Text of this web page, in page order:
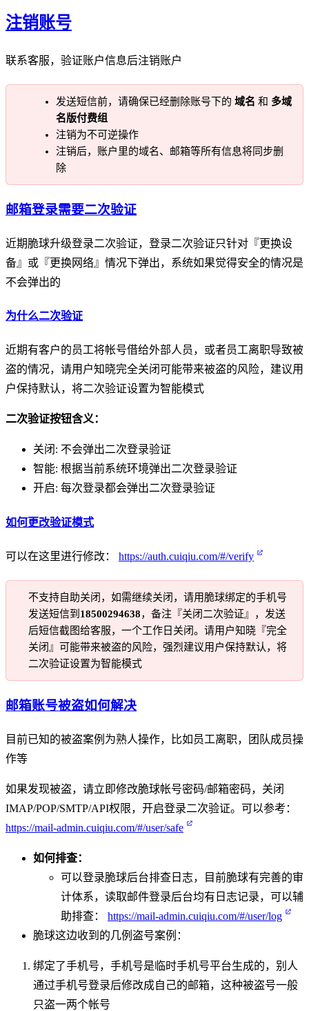
注销账号
联系客服，验证账户信息后注销账户
发送短信前，请确保已经删除账号下的 域名 和 多域
名版付费组
注销为不可逆操作
注销后，账户里的域名、邮箱等所有信息将同步删
除
邮箱登录需要二次验证
近期脆球升级登录二次验证，登录二次验证只针对『更换设
备』或『更换网络』情况下弹出，系统如果觉得安全的情况是
不会弹出的
为什么二次验证
近期有客户的员工将帐号借给外部人员，或者员工离职导致被
盗的情况，请用户知晓完全关闭可能带来被盗的风险，建议用
户保持默认，将二次验证设置为智能模式
二次验证按钮含义：
关闭: 不会弹出二次登录验证
智能: 根据当前系统环境弹出二次登录验证
开启: 每次登录都会弹出二次登录验证
如何更改验证模式
可以在这里进行修改： https://auth.cuiqiu.com/#/verify
不支持自助关闭，如需继续关闭，请用脆球绑定的手机号
发送短信到 18500294638，备注『关闭二次验证』，发送
后短信截图给客服，一个工作日关闭。请用户知晓『完全
关闭』可能带来被盗的风险，强烈建议用户保持默认，将
二次验证设置为智能模式
邮箱账号被盗如何解决
目前已知的被盗案例为熟人操作，比如员工离职，团队成员操
作等
如果发现被盗，请立即修改脆球帐号密码/邮箱密码，关闭
IMAP/POP/SMTP/API权限，开启登录二次验证。可以参考：
https://mail-admin.cuiqiu.com/#/user/safe
如何排查：
可以登录脆球后台排查日志，目前脆球有完善的审
计体系，读取邮件登录后台均有日志记录，可以辅
助排查： https://mail-admin.cuiqiu.com/#/user/log
脆球这边收到的几例盗号案例：
绑定了手机号，手机号是临时手机号平台生成的，别人
通过手机号登录后修改成自己的邮箱，这种被盗号一般
只盗一两个帐号